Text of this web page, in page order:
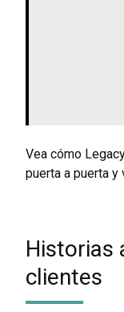
Vea cómo
puerta a puerta y
Historias
clientes